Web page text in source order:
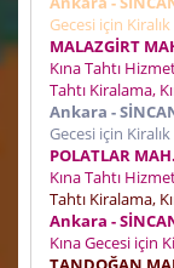
Gecesi için
MALAZGİRT
Kına Tahtı
Tahtı Kiralama,
Ankara -
Gecesi için
POLATLAR MAH.
Kına Tahtı
Tahtı Kiralama,
Ankara -
Kına Gecesi için